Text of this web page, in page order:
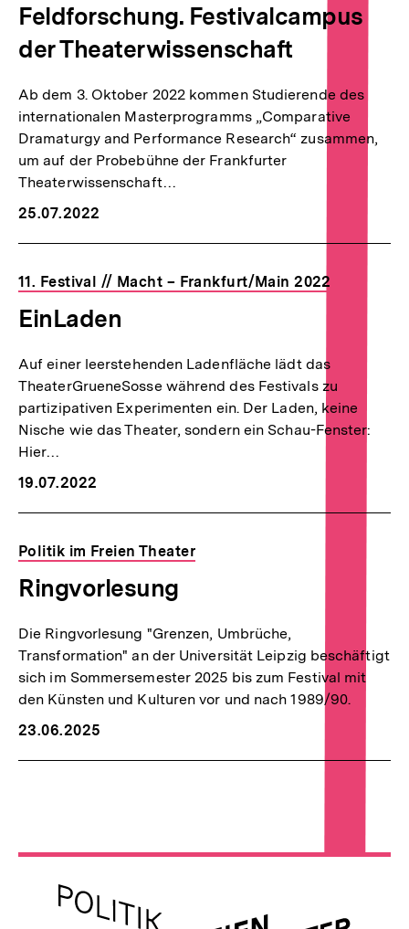
Feldforschung. Festivalcampus
der Theaterwissenschaft
Ab dem 3. Oktober 2022 kommen Studierende des
internationalen Masterprogramms „Comparative
Dramaturgy and Performance Research“ zusammen,
um auf der Probebühne der Frankfurter
Theaterwissenschaft…
25.07.2022
11. Festival // Macht – Frankfurt/Main 2022
EinLaden
Auf einer leerstehenden Ladenfläche lädt das
TheaterGrueneSosse während des Festivals zu
partizipativen Experimenten ein. Der Laden, keine
Nische wie das Theater, sondern ein Schau-Fenster:
Hier…
19.07.2022
Politik im Freien Theater
Ringvorlesung
Die Ringvorlesung "Grenzen, Umbrüche,
Transformation" an der Universität Leipzig beschäftigt
sich im Sommersemester 2025 bis zum Festival mit
den Künsten und Kulturen vor und nach 1989/90.
23.06.2025
Ergebnisse
Suche
Meta-